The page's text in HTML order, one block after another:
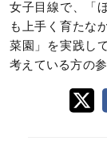
女子目線で、「
も上手く育たな
菜園」を実践し
考えている方の